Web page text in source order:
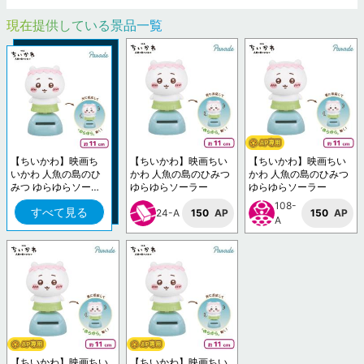
現在提供している景品一覧
【ちいかわ】映画ち
いかわ 人魚の島のひ
みつ ゆらゆらソーラ
ー
すべて見る
【ちいかわ】映画ちい
かわ 人魚の島のひみつ
ゆらゆらソーラー
24-A 150 AP
【ちいかわ】映画ちい
かわ 人魚の島のひみつ
ゆらゆらソーラー
108-
A
150 AP